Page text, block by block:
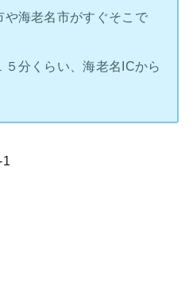
海老名市がすぐそこで
分くらい、海老名ICから
1